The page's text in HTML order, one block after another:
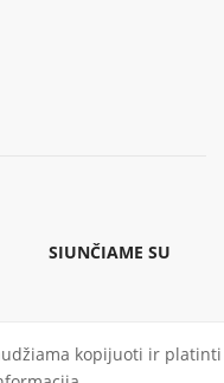
SIUNČIAME SU
kopijuoti ir platinti